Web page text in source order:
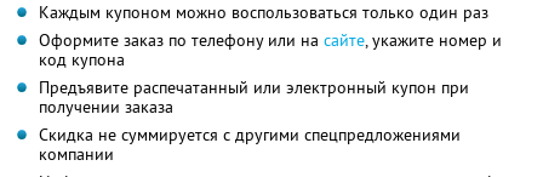
Каждым купоном можно воспользоваться только один раз
Оформите заказ по телефону или на сайте, укажите номер и
код купона
Предъявите распечатанный или электронный купон при
получении заказа
Скидка не суммируется с другими спецпредложениями
компании